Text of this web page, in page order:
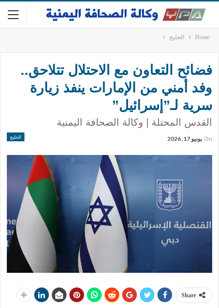
Home الخليج
فضائح التعاون مع الاحتلال تتلاحق..
وفد أمني من الإمارات ينفذ زيارة
سرية لـ”إسرائيل”
القدس المحتلة | وكالة الصحافة اليمنية
الخليج On يونيو 17, 2026
Share